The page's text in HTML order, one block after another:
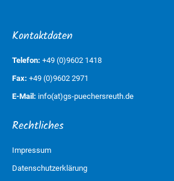
Kontaktdaten
Telefon: +49 (0)9602 1418
Fax: +49 (0)9602 2971
E-Mail: info(at)gs-puechersreuth.de
Rechtliches
Impressum
Datenschutzerklärung